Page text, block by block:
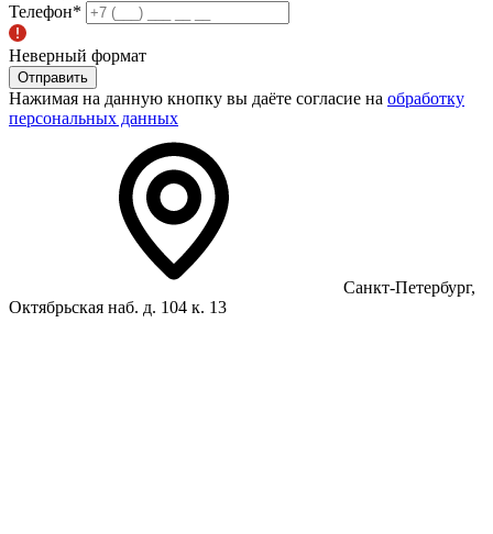
Телефон*
Неверный формат
Отправить
Нажимая на данную кнопку вы даёте согласие на обработку
персональных данных
Санкт-Петербург,
Октябрьская наб. д. 104 к. 13